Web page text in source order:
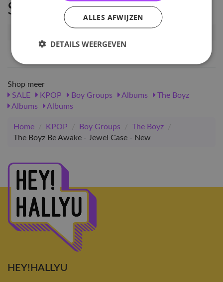
Specificaties
EAN nummer
1000000760224
Shop meer
SALE
KPOP Boy Groups Albums
The Boyz
Albums
Albums
Home / KPOP / Boy Groups / The Boyz
/
The Boyz Be Awake - Jewel Case - New
HEY!HALLYU
ALLES AFWIJZEN
DETAILS WEERGEVEN